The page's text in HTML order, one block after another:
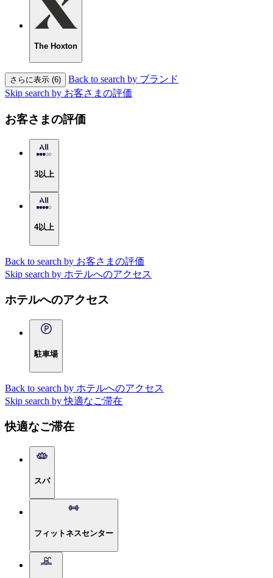
The Hoxton
さらに表示 (6)
Back to search by ブランド
Skip search by お客さまの評価
お客さまの評価
3以上
4以上
Back to search by お客さまの評価
Skip search by ホテルへのアクセス
ホテルへのアクセス
駐車場
Back to search by ホテルへのアクセス
Skip search by 快適なご滞在
快適なご滞在
スパ
フィットネスセンター